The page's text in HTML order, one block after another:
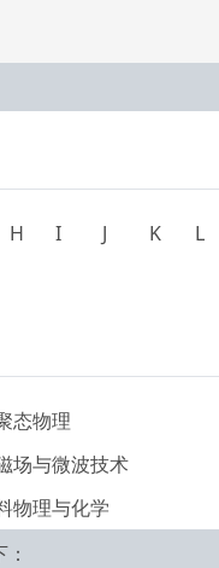
H I J K L
态物理
场与微波技术
物理与化学